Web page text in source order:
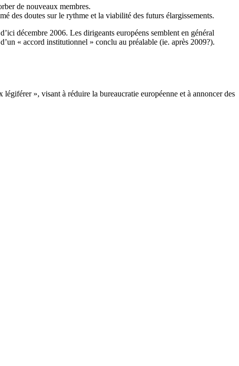
de nouveaux membres.
des doutes sur le rythme et la viabilité des futurs élargissements.
décembre 2006. Les dirigeants européens semblent en général
« accord institutionnel » conclu au préalable (ie. après 2009?).
», visant à réduire la bureaucratie européenne et à annoncer des